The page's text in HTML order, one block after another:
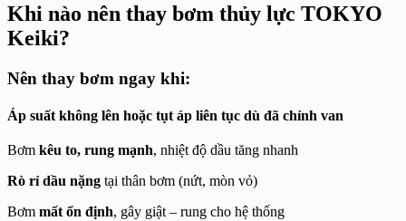
Khi nào nên thay bơm thủy lực TOKYO
Keiki?
Nên thay bơm ngay khi:
Áp suất không lên hoặc tụt áp liên tục dù đã chỉnh van
Bơm kêu to, rung mạnh, nhiệt độ dầu tăng nhanh
Rò rỉ dầu nặng tại thân bơm (nứt, mòn vỏ)
Bơm mất ổn định, gây giật – rung cho hệ thống